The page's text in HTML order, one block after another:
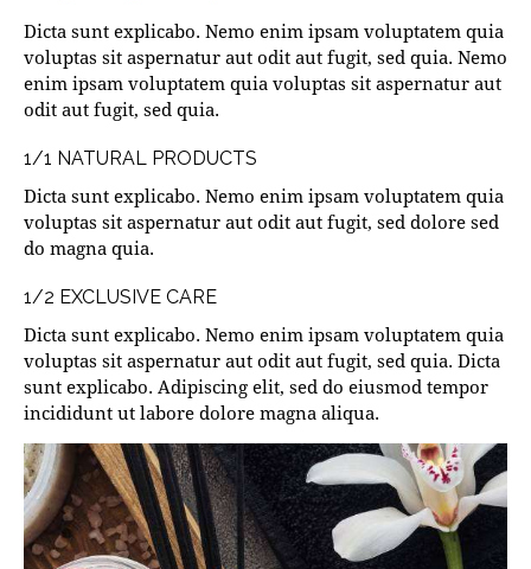
Dicta sunt explicabo. Nemo enim ipsam voluptatem quia
voluptas sit aspernatur aut odit aut fugit, sed quia. Nemo
enim ipsam voluptatem quia voluptas sit aspernatur aut
odit aut fugit, sed quia.
1/1 NATURAL PRODUCTS
Dicta sunt explicabo. Nemo enim ipsam voluptatem quia
voluptas sit aspernatur aut odit aut fugit, sed dolore sed
do magna quia.
1/2 EXCLUSIVE CARE
Dicta sunt explicabo. Nemo enim ipsam voluptatem quia
voluptas sit aspernatur aut odit aut fugit, sed quia. Dicta
sunt explicabo. Adipiscing elit, sed do eiusmod tempor
incididunt ut labore dolore magna aliqua.